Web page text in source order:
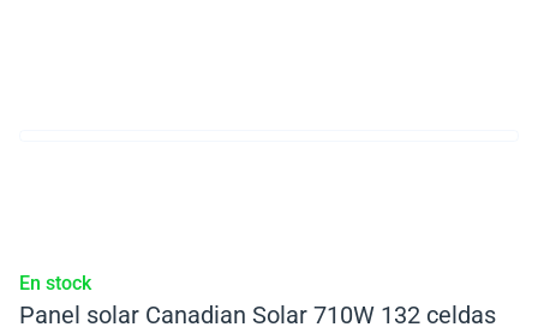
En stock
Panel solar Canadian Solar 710W 132 celdas